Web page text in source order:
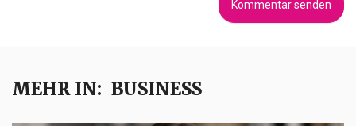
MEHR IN: BUSINESS